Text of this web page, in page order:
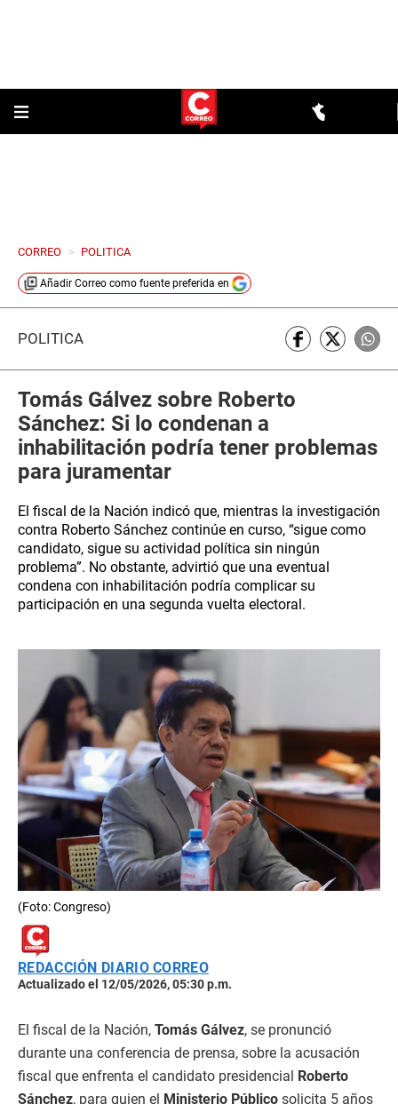
CORREO > POLITICA
Añadir Correo como fuente preferida en
POLÍTICA
Tomás Gálvez sobre Roberto
Sánchez: Si lo condenan a
inhabilitación podría tener problemas
para juramentar
El fiscal de la Nación indicó que, mientras la investigación
contra Roberto Sánchez continúe en curso, “sigue como
candidato, sigue su actividad política sin ningún
problema”. No obstante, advirtió que una eventual
condena con inhabilitación podría complicar su
participación en una segunda vuelta electoral.
(Foto: Congreso)
REDACCIÓN DIARIO CORREO
Actualizado el 12/05/2026, 05:30 p.m.
El fiscal de la Nación, Tomás Gálvez, se pronunció
durante una conferencia de prensa, sobre la acusación
fiscal que enfrenta el candidato presidencial Roberto
Sánchez, para quien el Ministerio Público solicita 5 años